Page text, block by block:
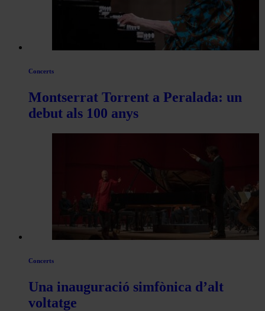
Concerts
Montserrat Torrent a Peralada: un
debut als 100 anys
Concerts
Una inauguració simfònica d’alt
voltatge